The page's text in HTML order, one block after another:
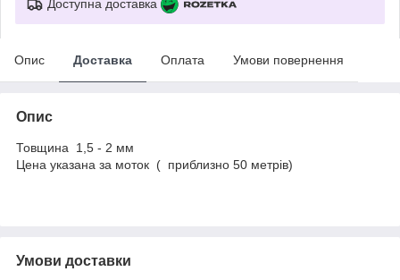
Доступна доставка
Опис Доставка Оплата Умови повернення
Опис
Товщина 1,5 - 2 мм
Цена указана за моток ( приблизно 50 метрів)
Умови доставки